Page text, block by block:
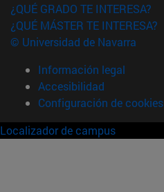
¿QUÉ GRADO TE INTERESA?
¿QUÉ MÁSTER TE INTERESA?
© Universidad de Navarra
Información legal
Accesibilidad
Configuración de cookies
Localizador de campus